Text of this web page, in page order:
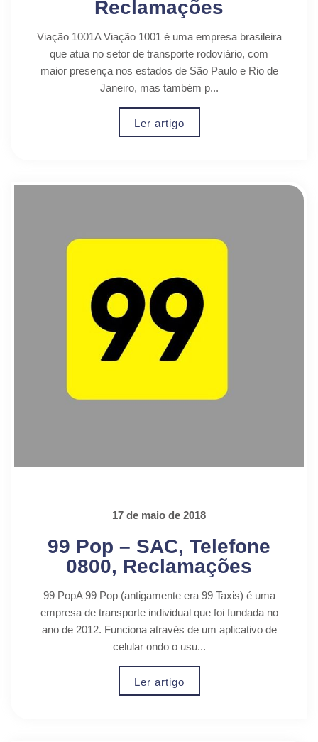
Reclamações
Viação 1001A Viação 1001 é uma empresa brasileira
que atua no setor de transporte rodoviário, com
maior presença nos estados de São Paulo e Rio de
Janeiro, mas também p...
Ler artigo
17 de maio de 2018
99 Pop – SAC, Telefone
0800, Reclamações
99 PopA 99 Pop (antigamente era 99 Taxis) é uma
empresa de transporte individual que foi fundada no
ano de 2012. Funciona através de um aplicativo de
celular ondo o usu...
Ler artigo